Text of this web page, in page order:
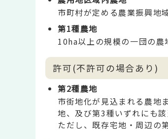
市町村が定める農業振興地
第1種農地
10ha以上の規模の一団の
許可(不許可の場合あり)
第2種農地
市街地化が見込まれる農地
地、及び第3種いずれにも該
ただし、既存宅地・周辺の